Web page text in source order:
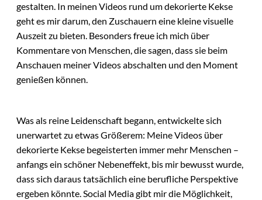
gestalten. In meinen Videos rund um dekorierte Kekse
geht es mir darum, den Zuschauern eine kleine visuelle
Auszeit zu bieten. Besonders freue ich mich über
Kommentare von Menschen, die sagen, dass sie beim
Anschauen meiner Videos abschalten und den Moment
genießen können.
Was als reine Leidenschaft begann, entwickelte sich
unerwartet zu etwas Größerem: Meine Videos über
dekorierte Kekse begeisterten immer mehr Menschen –
anfangs ein schöner Nebeneffekt, bis mir bewusst wurde,
dass sich daraus tatsächlich eine berufliche Perspektive
ergeben könnte. Social Media gibt mir die Möglichkeit,